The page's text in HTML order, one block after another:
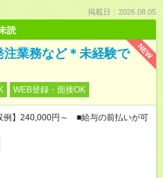
掲載日：2026.08.05
読
NEW
注業務など＊未経験で
WEB登録・面接OK
】240,000円～ ■給与の前払いが可